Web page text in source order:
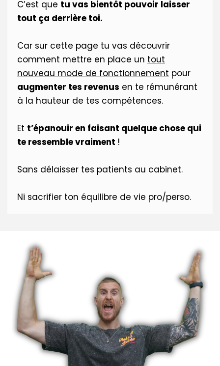
C’est que tu vas bientôt pouvoir laisser
tout ça derrière toi.
Car sur cette page tu vas découvrir
comment mettre en place un tout
nouveau mode de fonctionnement pour
augmenter tes revenus en te rémunérant
à la hauteur de tes compétences.
Et t’épanouir en faisant quelque chose qui
te ressemble vraiment !
Sans délaisser tes patients au cabinet.
Ni sacrifier ton équilibre de vie pro/perso.